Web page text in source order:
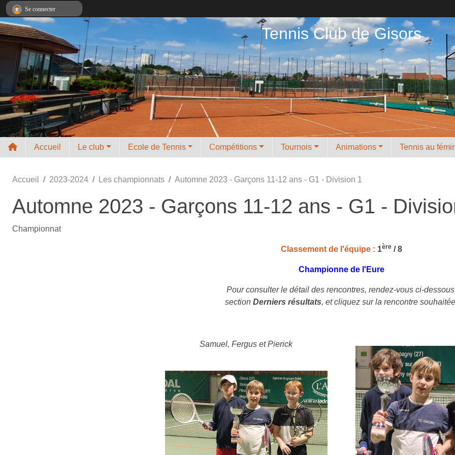
Tennis Club de Gisors
Accueil Le club Ecole de Tennis Compétitions Tournois Animations Tennis au
Accueil 2023-2024 Les championnats Automne 2023 - Garçons 11-12 ans - G1 - Division 1
Automne 2023 - Garçons 11-12 ans - G1 -
Championnat
Classement de l'équipe : 1ère/ 8
Championne de l'Eure
Pour consulter le détail des rencontres, rendez-vous ci-
section Derniers résultats, et cliquez sur la rencontre
Samuel, Fergus et Pierick
Se connecter
Panneau de gestion des cookies